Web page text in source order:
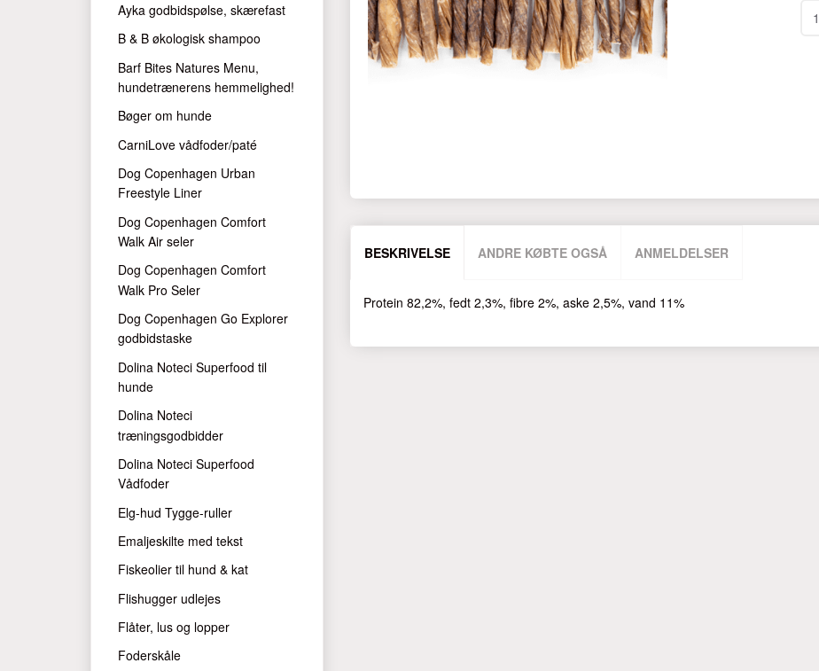
Ayka godbidspølse, skærefast
B & B økologisk shampoo
Barf Bites Natures Menu,
hundetrænerens hemmelighed!
Bøger om hunde
CarniLove vådfoder/paté
Dog Copenhagen Urban
Freestyle Liner
Dog Copenhagen Comfort
Walk Air seler
Dog Copenhagen Comfort
Walk Pro Seler
Dog Copenhagen Go Explorer
godbidstaske
Dolina Noteci Superfood til
hunde
Dolina Noteci
træningsgodbidder
Dolina Noteci Superfood
Vådfoder
Elg-hud Tygge-ruller
Emaljeskilte med tekst
Fiskeolier til hund & kat
Flishugger udlejes
Flåter, lus og lopper
Foderskåle
BESKRIVELSE ANDRE KØBTE OGSÅ ANMELDELSER
Protein 82,2%, fedt 2,3%, fibre 2%, aske 2,5%, vand 11%